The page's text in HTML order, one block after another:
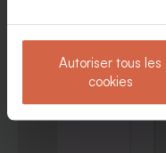
Autoriser tous les
cookies